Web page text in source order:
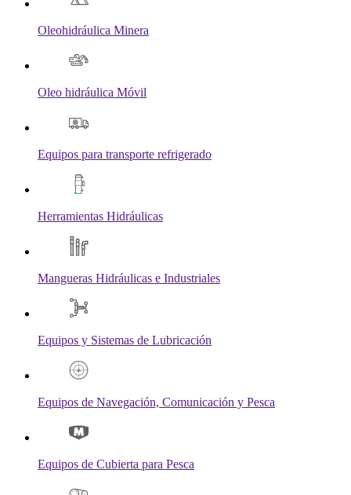
Oleohidráulica Minera
Oleo hidráulica Móvil
Equipos para transporte refrigerado
Herramientas Hidráulicas
Mangueras Hidráulicas e Industriales
Equipos y Sistemas de Lubricación
Equipos de Navegación, Comunicación y Pesca
Equipos de Cubierta para Pesca